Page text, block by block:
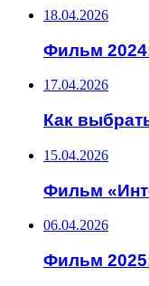
18.04.2026
Фильм
17.04.2026
Как
15.04.2026
Фильм
06.04.2026
Фильм